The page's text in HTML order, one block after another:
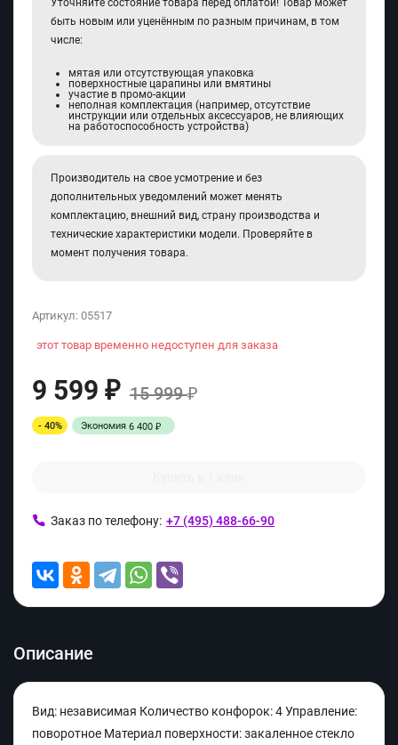
Уточняйте состояние товара перед оплатой! Товар может
быть новым или уценённым по разным причинам, в том
числе:
мятая или отсутствующая упаковка
поверхностные царапины или вмятины
участие в промо-акции
неполная комплектация (например, отсутствие
инструкции или отдельных аксессуаров, не влияющих
на работоспособность устройства)
Производитель на свое усмотрение и без
дополнительных уведомлений может менять
комплектацию, внешний вид, страну производства и
технические характеристики модели. Проверяйте в
момент получения товара.
Артикул: 05517
этот товар временно недоступен для заказа
9 599 ₽ 15 999₽
- 40% Экономия 6 400 ₽
Заказ по телефону: +7 (495) 488-66-90
Описание
Вид: независимая Количество конфорок: 4 Управление:
поворотное Материал поверхности: закаленное стекло